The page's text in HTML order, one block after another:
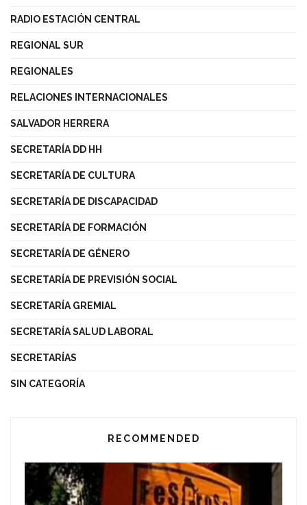
RADIO ESTACIÓN CENTRAL
REGIONAL SUR
REGIONALES
RELACIONES INTERNACIONALES
SALVADOR HERRERA
SECRETARÍA DD HH
SECRETARÍA DE CULTURA
SECRETARÍA DE DISCAPACIDAD
SECRETARÍA DE FORMACIÓN
SECRETARÍA DE GÉNERO
SECRETARÍA DE PREVISIÓN SOCIAL
SECRETARÍA GREMIAL
SECRETARÍA SALUD LABORAL
SECRETARÍAS
SIN CATEGORÍA
RECOMMENDED